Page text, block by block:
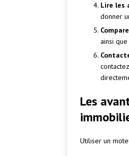
Lire les
donner
ainsi
Les
Utiliser un